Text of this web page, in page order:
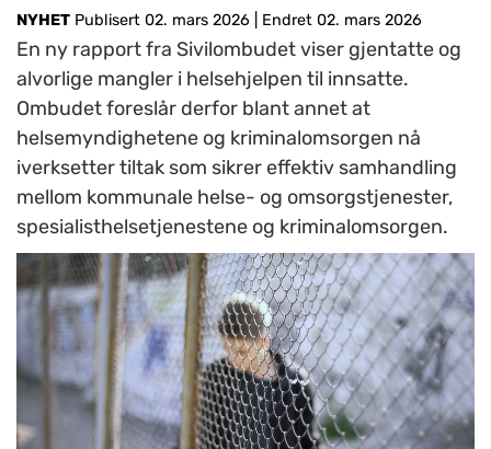
NYHET Publisert 02. mars 2026 Endret 02. mars 2026
En ny rapport fra Sivilombudet viser gjentatte og
alvorlige mangler i helsehjelpen til innsatte.
Ombudet foreslår derfor blant annet at
helsemyndighetene og kriminalomsorgen nå
iverksetter tiltak som sikrer effektiv samhandling
mellom kommunale helse- og omsorgstjenester,
spesialisthelsetjenestene og kriminalomsorgen.